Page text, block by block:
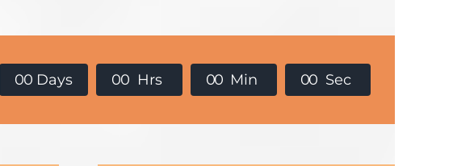
00 Days 00 Hrs 00 Min 00 Sec